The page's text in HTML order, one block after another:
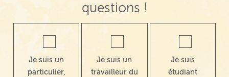
questions !
Je suis un
particulier,
Je suis un
travailleur du
Je suis
étudiant